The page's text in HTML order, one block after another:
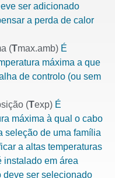
ser adicionado
a perda de calor
(Tmax.amb) É
máxima a que
de controlo (ou sem
(Texp) É
máxima à qual o cabo
seleção de uma família
a altas temperaturas
instalado em área
deve ser selecionado